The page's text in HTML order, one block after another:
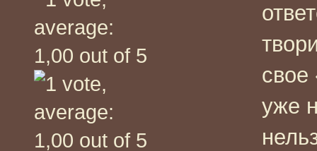
свое
уже